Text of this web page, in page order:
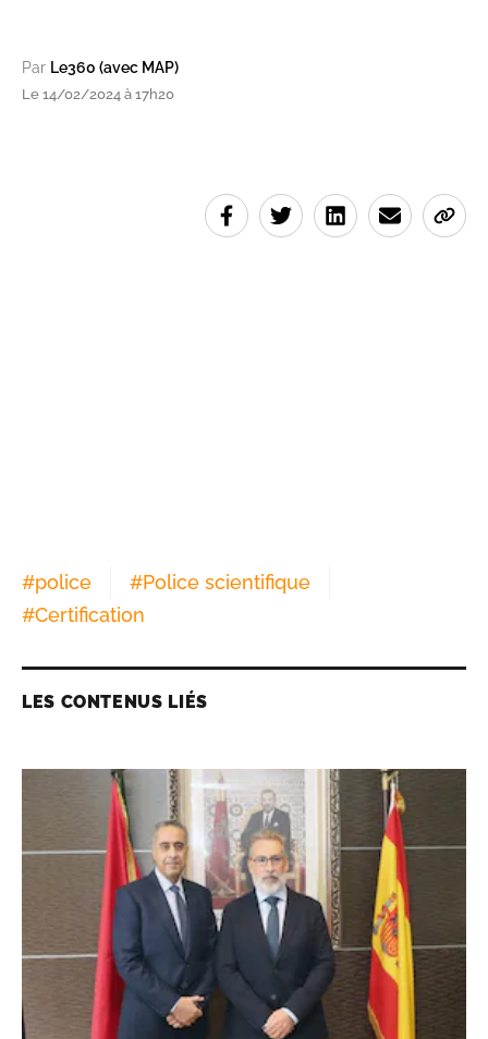
Par Le360 (avec MAP)
Le 14/02/2024 à 17h20
#police #Police scientifique
#Certification
LES CONTENUS LIÉS